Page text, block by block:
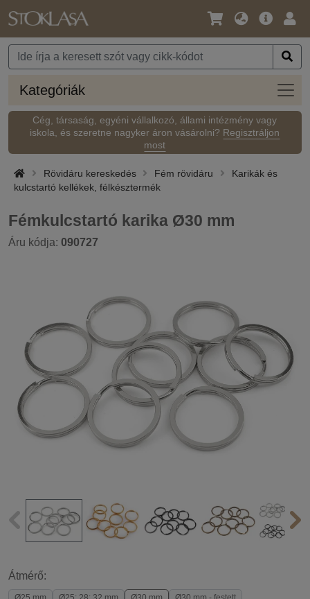
Nyelv
Pénznem
Fő
Kategóriák
Cég, társaság, egyéni vállalkozó, állami intézmény vagy
iskola, és szeretne nagyker áron vásárolni? Regisztráljon
most
Rövidáru kereskedés Fém rövidáru
Karikák és
kulcstartó kellékek, félkésztermék
Fémkulcstartó karika Ø30 mm
Áru kódja: 090727
Átmérő: